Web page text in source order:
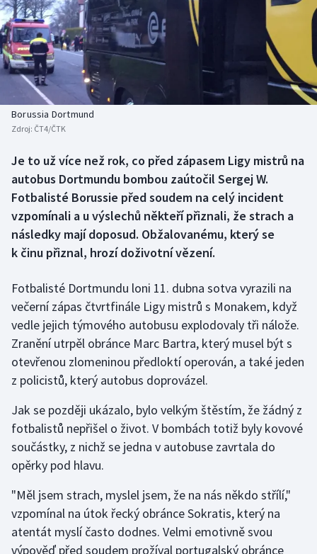
Baseball a softbal
Basketbal
Biatlon
Boby a skeleton
Box
Curling
Dostihy
Florbal
Futsal
Golf
Gymnastika
Jezdectví
Judo
Krasobruslení
Lezení
Soutěže
Historické návraty
Aplikace ČT sport
AZ kvíz
Borussia Dortmund
Zdroj: ČT4/ČTK
Je to už více než rok, co před zápasem Ligy mistrů na
autobus Dortmundu bombou zaútočil Sergej W.
Fotbalisté Borussie před soudem na celý incident
vzpomínali a u výslechů někteří přiznali, že strach a
následky mají doposud. Obžalovanému, který se
k činu přiznal, hrozí doživotní vězení.
Fotbalisté Dortmundu loni 11. dubna sotva vyrazili na
večerní zápas čtvrtfinále Ligy mistrů s Monakem, když
vedle jejich týmového autobusu explodovaly tři nálože.
Zranění utrpěl obránce Marc Bartra, který musel být s
otevřenou zlomeninou předloktí operován, a také jeden
z policistů, který autobus doprovázel.
Jak se později ukázalo, bylo velkým štěstím, že žádný z
fotbalistů nepřišel o život. V bombách totiž byly kovové
součástky, z nichž se jedna v autobuse zavrtala do
opěrky pod hlavu.
"Měl jsem strach, myslel jsem, že na nás někdo střílí,"
vzpomínal na útok řecký obránce Sokratis, který na
atentát myslí často dodnes. Velmi emotivně svou
výpověď před soudem prožíval portugalský obránce